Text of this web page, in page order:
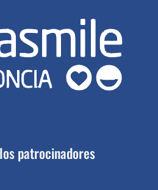
patrocinadores